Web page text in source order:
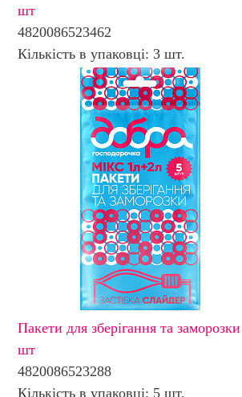
шт
4820086523462
Кількість в упаковці: 3 шт.
Пакети для зберігання та
шт
4820086523288
Кількість в упаковці: 5 шт.